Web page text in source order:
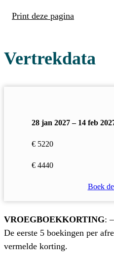
Print deze pagina
Vertrekdata
28 jan 2027 – 14 feb
€ 5220
€ 4440
Boek
VROEGBOEKKORTING:
De eerste 5 boekingen per
vermelde korting.